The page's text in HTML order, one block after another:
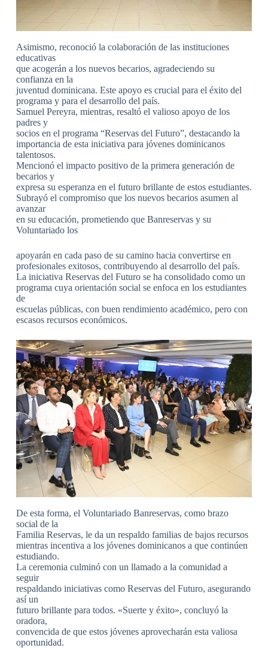
Asimismo, reconoció la colaboración de las instituciones
educativas
que acogerán a los nuevos becarios, agradeciendo su
confianza en la
juventud dominicana. Este apoyo es crucial para el éxito del
programa y para el desarrollo del país.
Samuel Pereyra, mientras, resaltó el valioso apoyo de los
padres y
socios en el programa “Reservas del Futuro”, destacando la
importancia de esta iniciativa para jóvenes dominicanos
talentosos.
Mencionó el impacto positivo de la primera generación de
becarios y
expresa su esperanza en el futuro brillante de estos estudiantes.
Subrayó el compromiso que los nuevos becarios asumen al
avanzar
en su educación, prometiendo que Banreservas y su
Voluntariado los
apoyarán en cada paso de su camino hacia convertirse en
profesionales exitosos, contribuyendo al desarrollo del país.
La iniciativa Reservas del Futuro se ha consolidado como un
programa cuya orientación social se enfoca en los estudiantes
de
escuelas públicas, con buen rendimiento académico, pero con
escasos recursos económicos.
De esta forma, el Voluntariado Banreservas, como brazo
social de la
Familia Reservas, le da un respaldo familias de bajos recursos
mientras incentiva a los jóvenes dominicanos a que continúen
estudiando.
La ceremonia culminó con un llamado a la comunidad a
seguir
respaldando iniciativas como Reservas del Futuro, asegurando
así un
futuro brillante para todos. «Suerte y éxito», concluyó la
oradora,
convencida de que estos jóvenes aprovecharán esta valiosa
oportunidad.